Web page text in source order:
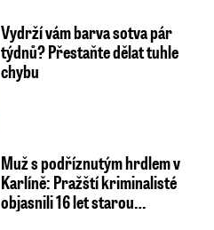
Vydrží vám barva sotva pár
týdnů? Přestaňte dělat tuhle
chybu
Muž s podříznutým hrdlem v
Karlíně: Pražští kriminalisté
objasnili 16 let starou…